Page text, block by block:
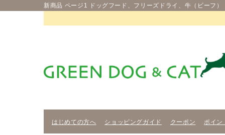
新商品 ページ1 ドッグフード、フリーズドライ、牛（ビーフ）
はじめての方へ ショッピングガイド クーポン ポイン